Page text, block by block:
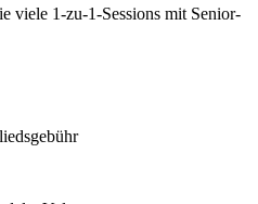
viele 1-zu-1-Sessions mit Senior-